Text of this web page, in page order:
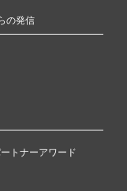
の発信
トナーアワード